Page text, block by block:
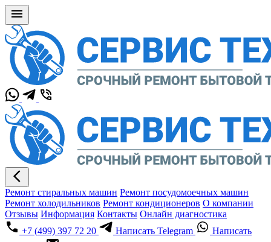
Ремонт стиральных машин Ремонт посудомоечных машин
Ремонт холодильников Ремонт кондиционеров О компании
Отзывы Информация Контакты Онлайн диагностика
+7 (499) 397 72 20
Написать Telegram
Написать